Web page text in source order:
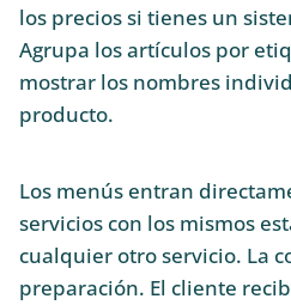
los precios si tienes un
Agrupa los artículos por
mostrar los nombres
producto.
Los menús entran
servicios con los mismos
cualquier otro servicio. La
preparación. El cliente